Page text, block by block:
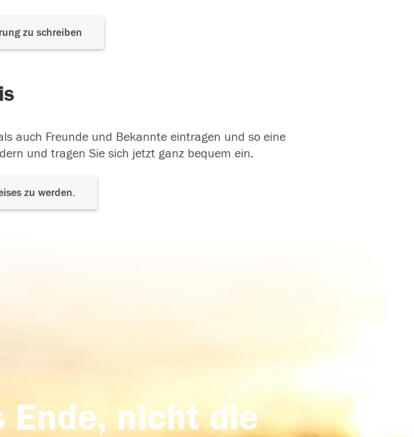
zu schreiben
auch Freunde und Bekannte eintragen und so eine
und tragen Sie sich jetzt ganz bequem ein.
zu werden.
Ende, nicht die